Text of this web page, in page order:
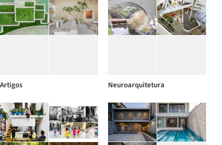
Artigos Neuroarquitetura